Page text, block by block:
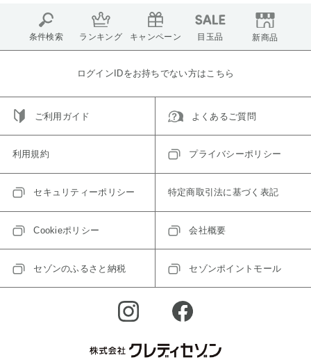
条件検索 ランキング キャンペーン 目玉品 新商品
ログインIDをお持ちでない方はこちら
ご利用ガイド よくあるご質問
利用規約 プライバシーポリシー
セキュリティーポリシー 特定商取引法に基づく表記
Cookieポリシー 会社概要
セゾンのふるさと納税 セゾンポイントモール